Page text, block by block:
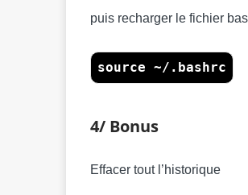
puis recharger le fichier
source ~/.bashrc
4/ Bonus
Effacer tout l’historique